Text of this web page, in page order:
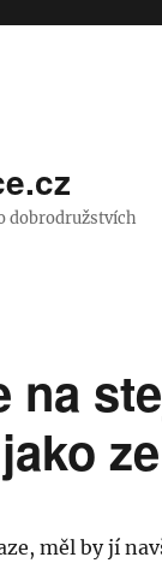
dobrodružstvích
na
měl by jí